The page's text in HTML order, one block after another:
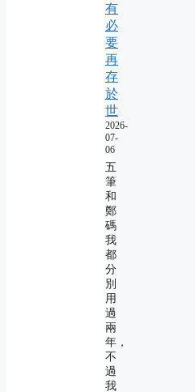
有
必
要
再
存
於
世
2026-
07-
06
五
筆
和
鄭
碼
我
都
分
別
用
過
兩
年，
不
過
我